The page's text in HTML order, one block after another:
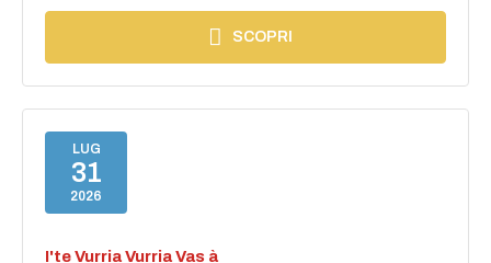
SCOPRI
LUG
31
2026
I'te Vurria Vurria Vas à